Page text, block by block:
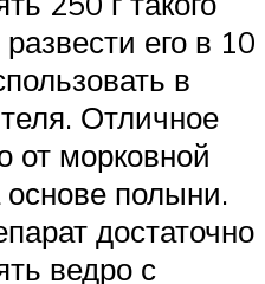
его в 10
в
Отличное
от морковной
полыни.
достаточно
ведро с